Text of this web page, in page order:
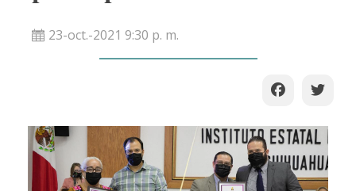
23-oct.-2021 9:30 p. m.